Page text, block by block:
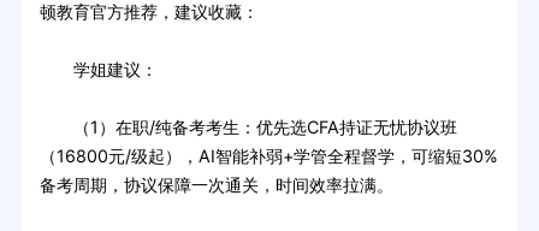
顿教育官方推荐，建议收藏：
学姐建议：
（1）在职/纯备考考生：优先选CFA持证无忧协议班
（16800元/级起），AI智能补弱+学管全程督学，可缩短30%
备考周期，协议保障一次通关，时间效率拉满。